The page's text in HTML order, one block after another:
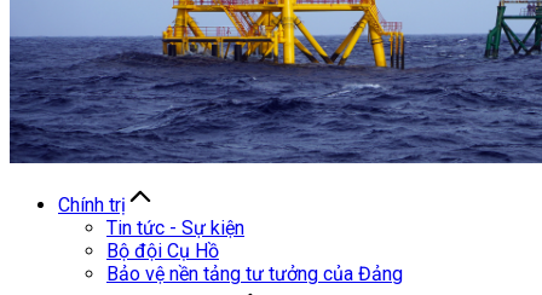
Chính trị
Tin tức - Sự kiện
Bộ đội Cụ Hồ
Bảo vệ nền tảng tư tưởng của Đảng